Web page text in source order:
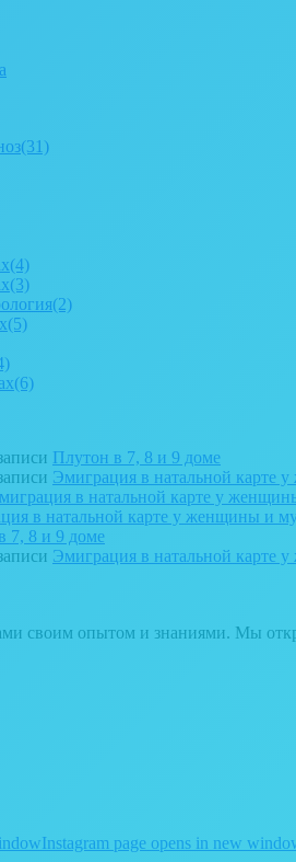
(31)
(4)
(3)
(2)
(5)
(6)
Плутон в 7, 8 и 9 доме
Эмиграция в натальной
в натальной карте у
в натальной карте у женщины и
7, 8 и 9 доме
Эмиграция в натальной
своим опытом и знаниями. Мы
Instagram page opens in new